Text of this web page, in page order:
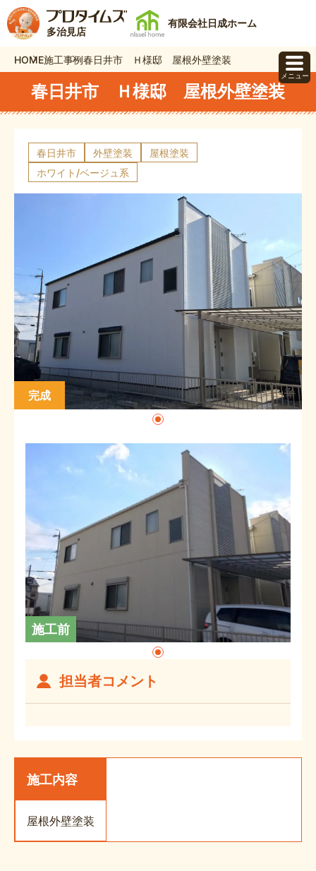
多治見店
有限会社日成ホーム
HOME施工事例春日井市 Ｈ様邸 屋根外壁塗装
春日井市 Ｈ様邸 屋根外壁塗装
春日井市 外壁塗装
屋根塗装
ホワイト/ベージュ系
完成
施工前
担当者コメント
施工内容
屋根外壁塗装
メニュー